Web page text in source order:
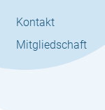
Kontakt
Mitgliedschaft